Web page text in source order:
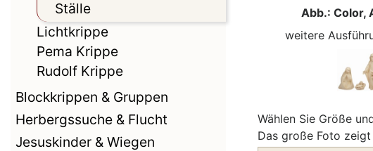
Ställe
Lichtkrippe
Pema Krippe
Rudolf Krippe
Blockkrippen & Gruppen
Herbergssuche & Flucht
Jesuskinder & Wiegen
Abb.: Color,
weitere
Wählen Sie Größe
Das große Foto